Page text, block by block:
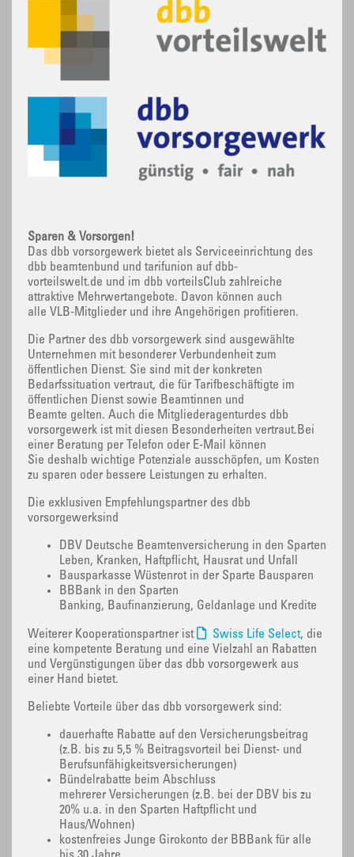
Sparen & Vorsorgen!
Das dbb vorsorgewerk bietet als Serviceeinrichtung des
dbb beamtenbund und tarifunion auf dbb-
vorteilswelt.de und im dbb vorteilsClub zahlreiche
attraktive Mehrwertangebote. Davon können auch
alle VLB-Mitglieder und ihre Angehörigen profitieren.
Die Partner des dbb vorsorgewerk sind ausgewählte
Unternehmen mit besonderer Verbundenheit zum
öffentlichen Dienst. Sie sind mit der konkreten
Bedarfssituation vertraut, die für Tarifbeschäftigte im
öffentlichen Dienst sowie Beamtinnen und
Beamte gelten. Auch die Mitgliederagenturdes dbb
vorsorgewerk ist mit diesen Besonderheiten vertraut.Bei
einer Beratung per Telefon oder E-Mail können
Sie deshalb wichtige Potenziale ausschöpfen, um Kosten
zu sparen oder bessere Leistungen zu erhalten.
Die exklusiven Empfehlungspartner des dbb
vorsorgewerksind
DBV Deutsche Beamtenversicherung in den Sparten
Leben, Kranken, Haftpflicht, Hausrat und Unfall
Bausparkasse Wüstenrot in der Sparte Bausparen
BBBank in den Sparten
Banking, Baufinanzierung, Geldanlage und Kredite
Weiterer Kooperationspartner ist Swiss Life Select, die
eine kompetente Beratung und eine Vielzahl an Rabatten
und Vergünstigungen über das dbb vorsorgewerk aus
einer Hand bietet.
Beliebte Vorteile über das dbb vorsorgewerk sind:
dauerhafte Rabatte auf den Versicherungsbeitrag
(z.B. bis zu 5,5 % Beitragsvorteil bei Dienst- und
Berufsunfähigkeitsversicherungen)
Bündelrabatte beim Abschluss
mehrerer Versicherungen (z.B. bei der DBV bis zu
20% u.a. in den Sparten Haftpflicht und
Haus/Wohnen)
kostenfreies Junge Girokonto der BBBank für alle